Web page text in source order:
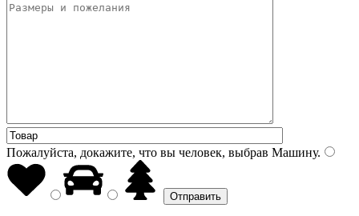
Пожалуйста, докажите, что вы человек, выбрав Машину.